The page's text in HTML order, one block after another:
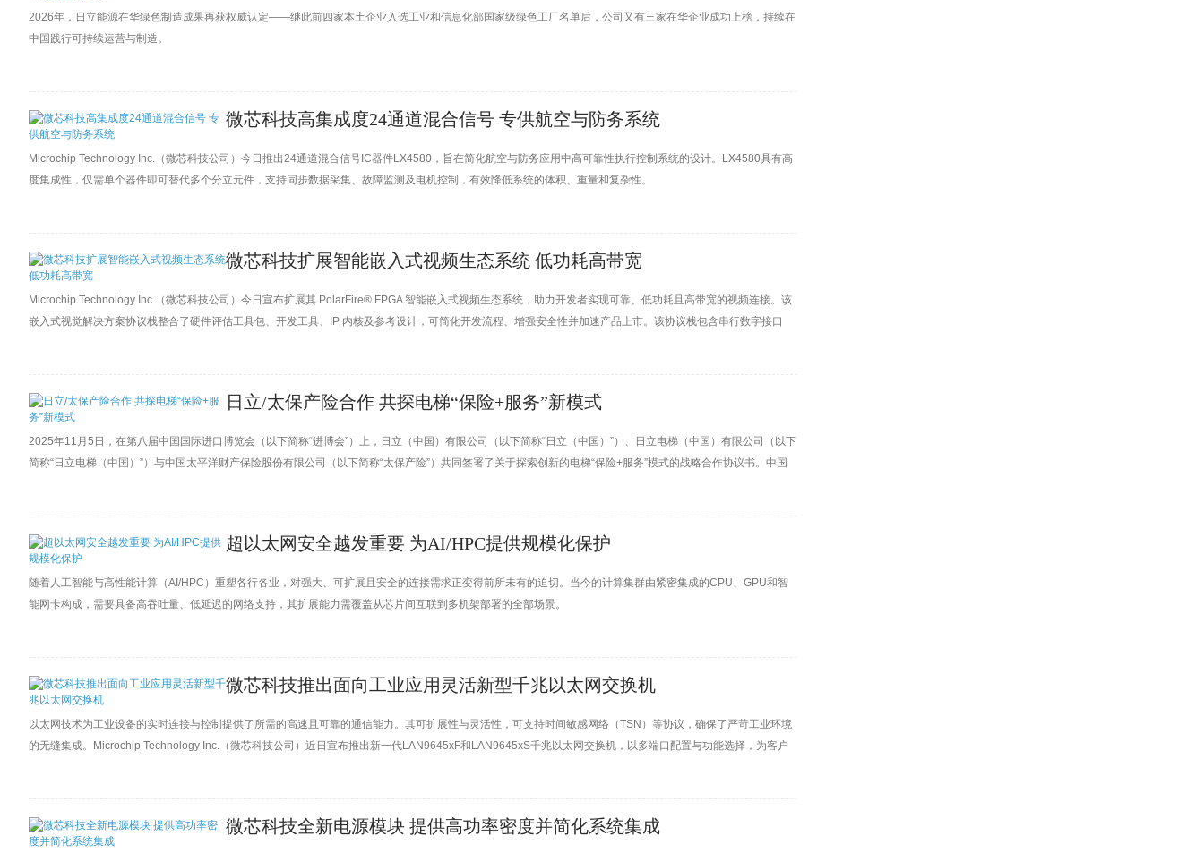
2026年，日立能源在华绿色制造成果再获权威认定——继此前四家本土企业入选工业和信息化部国家级绿色工厂名单后，公司又有三家在华企业成功上榜，持续在
中国践行可持续运营与制造。
微芯科技高集成度24通道混合信号 专供航空与防务系统
Microchip Technology Inc.（微芯科技公司）今日推出24通道混合信号IC器件LX4580，旨在简化航空与防务应用中高可靠性执行控制系统的设计。LX4580具有高
度集成性，仅需单个器件即可替代多个分立元件，支持同步数据采集、故障监测及电机控制，有效降低系统的体积、重量和复杂性。
微芯科技扩展智能嵌入式视频生态系统 低功耗高带宽
Microchip Technology Inc.（微芯科技公司）今日宣布扩展其 PolarFire® FPGA 智能嵌入式视频生态系统，助力开发者实现可靠、低功耗且高带宽的视频连接。该
嵌入式视觉解决方案协议栈整合了硬件评估工具包、开发工具、IP 内核及参考设计，可简化开发流程、增强安全性并加速产品上市。该协议栈包含串行数字接口
日立/太保产险合作 共探电梯“保险+服务”新模式
2025年11月5日，在第八届中国国际进口博览会（以下简称“进博会”）上，日立（中国）有限公司（以下简称“日立（中国）”）、日立电梯（中国）有限公司（以下
简称“日立电梯（中国）”）与中国太平洋财产保险股份有限公司（以下简称“太保产险”）共同签署了关于探索创新的电梯“保险+服务”模式的战略合作协议书。中国
超以太网安全越发重要 为AI/HPC提供规模化保护
随着人工智能与高性能计算（AI/HPC）重塑各行各业，对强大、可扩展且安全的连接需求正变得前所未有的迫切。当今的计算集群由紧密集成的CPU、GPU和智
能网卡构成，需要具备高吞吐量、低延迟的网络支持，其扩展能力需覆盖从芯片间互联到多机架部署的全部场景。
微芯科技推出面向工业应用灵活新型千兆以太网交换机
以太网技术为工业设备的实时连接与控制提供了所需的高速且可靠的通信能力。其可扩展性与灵活性，可支持时间敏感网络（TSN）等协议，确保了严苛工业环境
的无缝集成。Microchip Technology Inc.（微芯科技公司）近日宣布推出新一代LAN9645xF和LAN9645xS千兆以太网交换机，以多端口配置与功能选择，为客户
微芯科技全新电源模块 提供高功率密度并简化系统集成